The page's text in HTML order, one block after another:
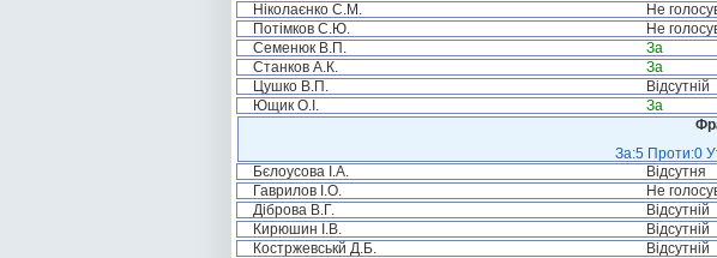
Ніколаєнко С.М.
Не
Потімков С.Ю.
Не
Семенюк В.П.
За
Станков А.К.
За
Цушко В.П.
Відсутній
Ющик О.І.
За
За:5 Проти:0
Бєлоусова І.А.
Відсутня
Гаврилов І.О.
Не
Діброва В.Г.
Відсутній
Кирюшин І.В.
Відсутній
Костржевськй Д.Б.
Відсутній